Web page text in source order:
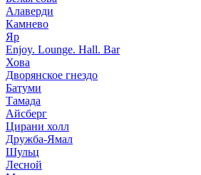
Алаверди
Камнево
Яр
Enjoy. Lounge. Hall. Bar
Хова
Дворянское гнездо
Батуми
Тамада
Айсберг
Цирани холл
Дружба-Ямал
Шульц
Лесной